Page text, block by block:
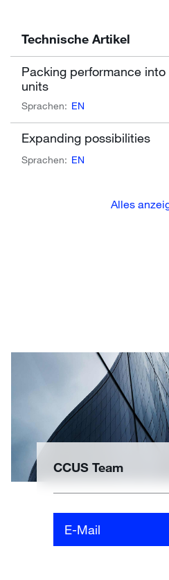
Technische Artikel
Packing performance
units
Sprachen: EN
Expanding possibilities
Sprachen: EN
Alles
CCUS Team
E-Mail